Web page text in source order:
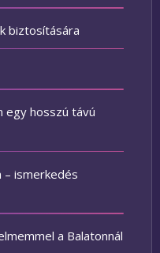
biztosítására
egy hosszú távú
– ismerkedés
a Balatonnál